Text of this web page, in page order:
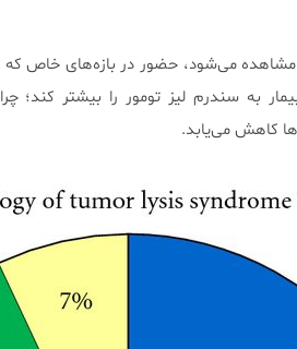
به سندرم لیز تومور را بیشتر کند؛
کاهش می‌یابد.